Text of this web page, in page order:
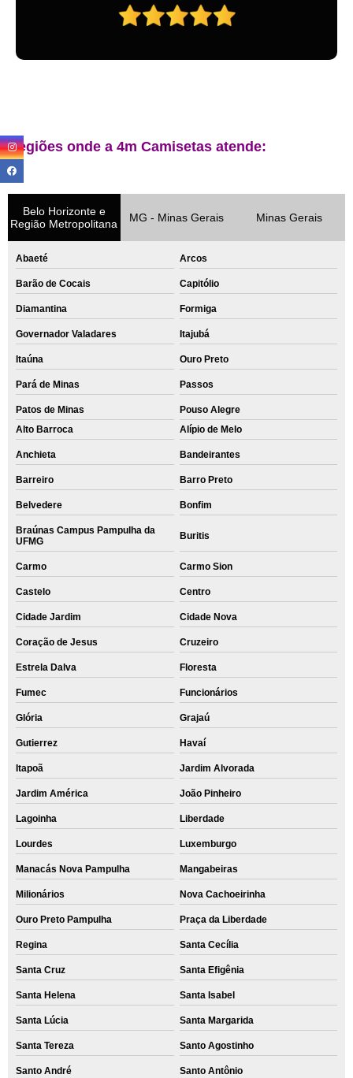
Regiões onde a 4m Camisetas atende:
Belo Horizonte e
Região Metropolitana
MG - Minas Gerais Minas Gerais
Abaeté Arcos
Barão de Cocais Capitólio
Diamantina Formiga
Governador Valadares Itajubá
Itaúna Ouro Preto
Pará de Minas Passos
Patos de Minas
Pouso Alegre
Alto Barroca
Alípio de Melo
Anchieta Bandeirantes
Barreiro Barro Preto
Belvedere Bonfim
Braúnas Campus Pampulha da
UFMG
Buritis
Carmo Carmo Sion
Castelo Centro
Cidade Jardim Cidade Nova
Coração de Jesus Cruzeiro
Estrela Dalva Floresta
Fumec Funcionários
Glória Grajaú
Gutierrez Havaí
Itapoã Jardim Alvorada
Jardim América João Pinheiro
Lagoinha Liberdade
Lourdes Luxemburgo
Manacás Nova Pampulha Mangabeiras
Milionários Nova Cachoeirinha
Ouro Preto Pampulha Praça da Liberdade
Regina Santa Cecília
Santa Cruz Santa Efigênia
Santa Helena Santa Isabel
Santa Lúcia Santa Margarida
Santa Tereza Santo Agostinho
Santo André Santo Antônio